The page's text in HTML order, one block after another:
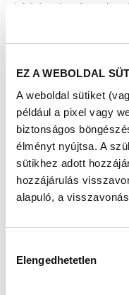
EZ A WEBOLDAL
A weboldal sütiket
például a pixel vagy
biztonságos
élményt nyújtsa. A
sütikhez adott
hozzájárulás
alapuló, a
kiválasztása
Elengedhetetlen
kórháznak szánt
2020.